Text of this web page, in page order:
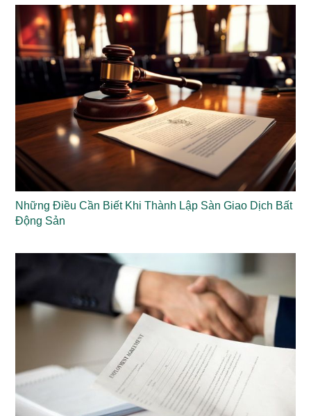
Những Điều Cần Biết Khi Thành Lập Sàn Giao Dịch Bất
Động Sản